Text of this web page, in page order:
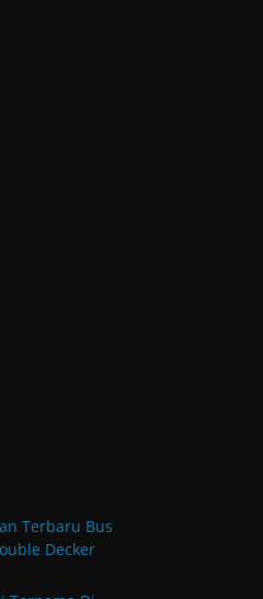
Terbaru Bus
Decker